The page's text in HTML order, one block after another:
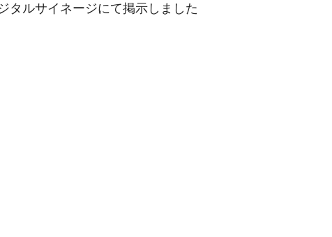
タルサイネージにて掲示しました